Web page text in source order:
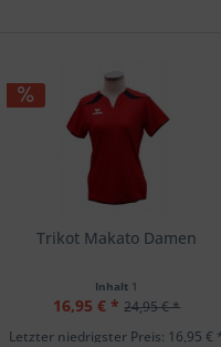
Trikot Makato Damen
Inhalt 1
16,95 € * 24,95 € *
Letzter niedrigster Preis: 16,95 €